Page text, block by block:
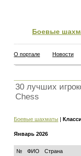
Боевые
О портале Новости
30 лучших
Chess
Боевые шахматы |
Январь 2026
№ ФИО Страна